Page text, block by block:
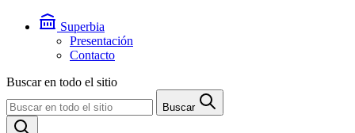
Superbia
Presentación
Contacto
Buscar en todo el sitio
Buscar